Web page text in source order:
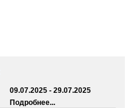
09.07.2025 - 29.07.2025
Подробнее...